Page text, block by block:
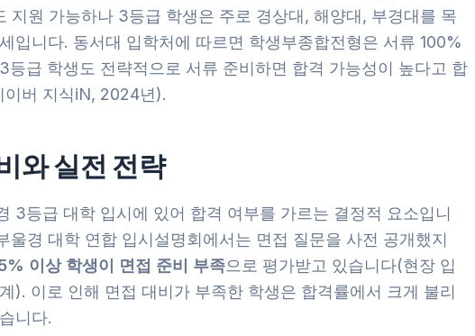
지원 가능하나 3등급 학생은 주로 경상대, 해양대, 부경대를 목
입니다. 동서대 입학처에 따르면 학생부종합전형은 서류 100%
등급 학생도 전략적으로 서류 준비하면 합격 가능성이 높다고 합
이버 지식iN, 2024년).
와 실전 전략
3등급 대학 입시에 있어 합격 여부를 가르는 결정적 요소입니
울경 대학 연합 입시설명회에서는 면접 질문을 사전 공개했지
이상 학생이 면접 준비 부족으로 평가받고 있습니다(현장 입
). 이로 인해 면접 대비가 부족한 학생은 합격률에서 크게 불리
니다.